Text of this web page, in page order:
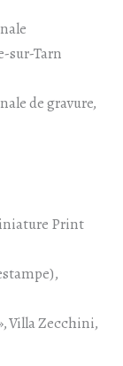
sur-Tarn
de gravure,
Print
Villa Zecchini,